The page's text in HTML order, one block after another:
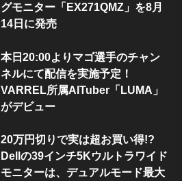
グモニター「EX271QMZ」を8月
14日に発売
本日20:00よりマゴ選手のチャン
ネルにて配信を実施予定！
VARREL所属AITuber「LUMA」
がデビュー
20万円切りで実は超お買い得!?
Dellの39インチ5Kウルトラワイド
モニターは、デュアルモード最大